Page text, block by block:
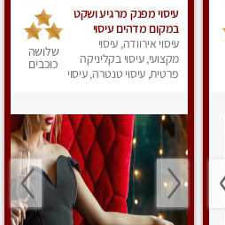
עיסוי מפנק מרגיע ושקט
במקום מדהים עיסוי
מושקע מאוד לכל שרירי
הגוף...מומלץ!! פרטי !!+
לזוגות
עיסוי אירוודה, עיסוי
מקצועי, עיסוי בקליניקה
פרטית, עיסוי טנטרה, עיסוי
שלושה
כוכבים